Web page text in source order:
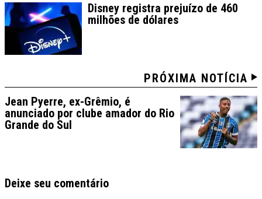
Disney registra prejuízo de 460
milhões de dólares
PRÓXIMA NOTÍCIA
Jean Pyerre, ex-Grêmio, é
anunciado por clube amador do Rio
Grande do Sul
Deixe seu comentário